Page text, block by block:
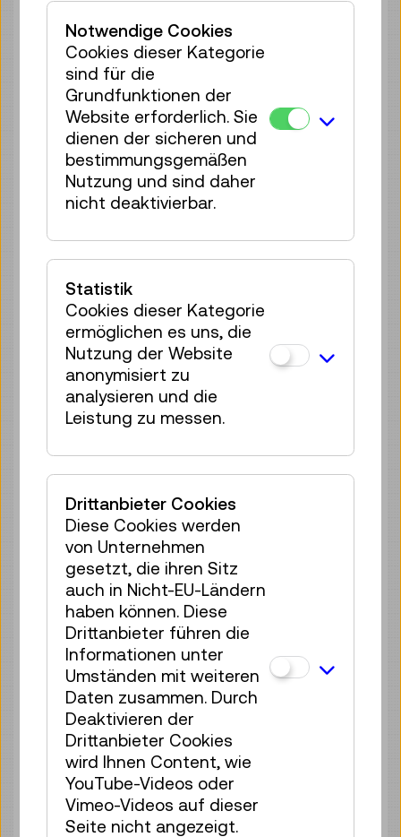
35 Plätze frei
€ 2,50
Mo 10.08. 13:00
Reservierung Kinderbereich
35 Plätze frei
€ 2,50
Mo 10.08. 14:00 –14:40
Reservierung Kinderbereich
35 Plätze frei
€ 2,50
Tickets
Mo 10.08. 15:00
15:40
Reservierung Kinderbereich
35 Plätze frei
€ 2,50
Mo 10.08. 16:00–16:40
35 Plätze frei
€ 2,50
Tickets
Mo 10.08. 17:00–17:40
Reservierung Kinderbereich
35 Plätze frei
€ 2,50
Di 11.08. 11:00–11:40
Reservierung Kinderbereich
35 Plätze frei
€ 2,50
Di 11.08. 12:00– 12:40
Reservierung Kinderbereich
35 Plätze frei
€ 2,50
Notwendige Cookies
Cookies dieser Kategorie
sind für die
Grundfunktionen der
Website erforderlich. Sie
dienen der sicheren und
bestimmungsgemäßen
Nutzung und sind daher
nicht deaktivierbar.
Statistik
Cookies dieser Kategorie
ermöglichen es uns, die
Nutzung der Website
anonymisiert zu
analysieren und die
Leistung zu messen.
Drittanbieter Cookies
Diese Cookies werden
von Unternehmen
gesetzt, die ihren Sitz
auch in Nicht-EU-Ländern
haben können. Diese
Drittanbieter führen die
Informationen unter
Umständen mit weiteren
Daten zusammen. Durch
Deaktivieren der
Drittanbieter Cookies
wird Ihnen Content, wie
YouTube-Videos oder
Vimeo-Videos auf dieser
Seite nicht angezeigt.